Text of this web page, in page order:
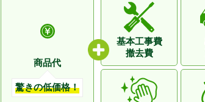
商品代
驚きの低価格！
基本工事費
撤去費